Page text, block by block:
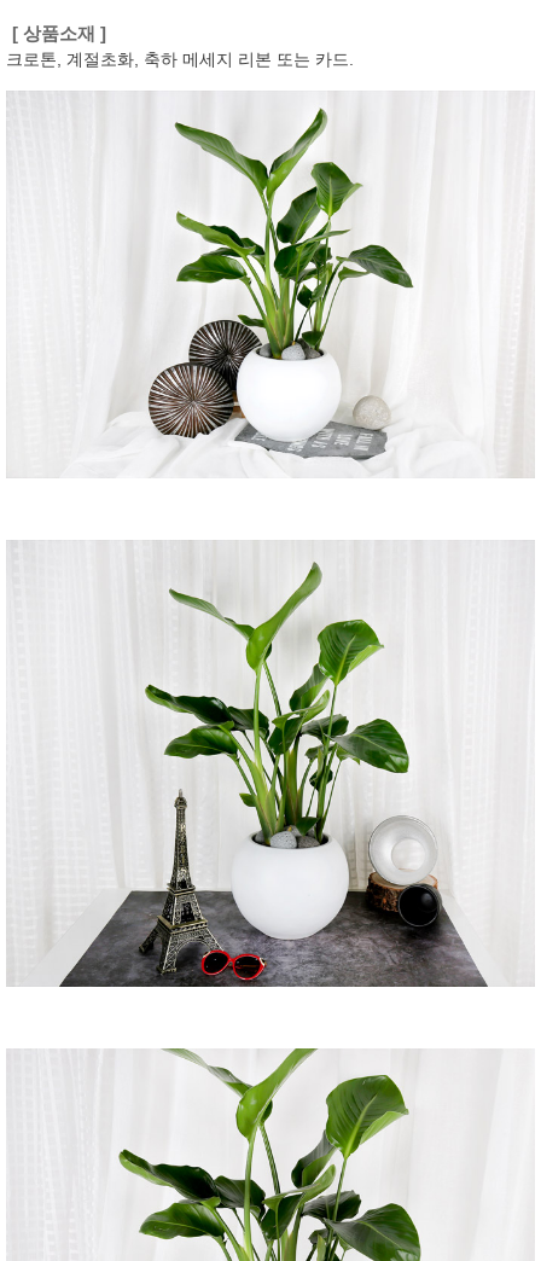
[ 상품소재 ]
크로톤, 계절초화, 축하 메세지 리본 또는 카드.